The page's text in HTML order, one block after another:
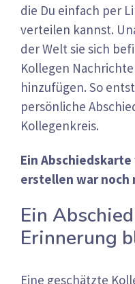
die Du einfach per
verteilen kannst.
der Welt sie sich
Kollegen
hinzufügen. So
persönliche
Kollegenkreis.
Ein
erstellen war noch
Ein
Erinnerung
Eine geschätzte